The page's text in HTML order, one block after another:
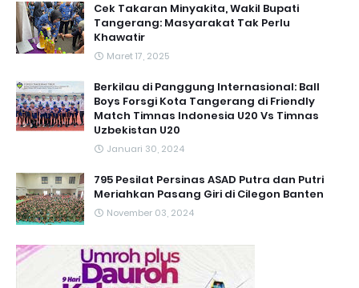
Cek Takaran Minyakita, Wakil Bupati
Tangerang: Masyarakat Tak Perlu
Khawatir
Maret 17, 2025
Berkilau di Panggung Internasional: Ball
Boys Forsgi Kota Tangerang di Friendly
Match Timnas Indonesia U20 Vs Timnas
Uzbekistan U20
Januari 30, 2024
795 Pesilat Persinas ASAD Putra dan Putri
Meriahkan Pasang Giri di Cilegon Banten
November 03, 2024